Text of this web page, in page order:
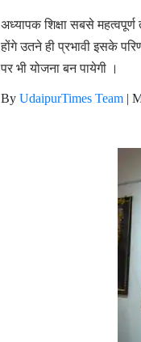
अध्यापक शिक्षा सबसे
होंगे उतने ही प्रभावी इसके
पर भी योजना बन पायेगी ।
By UdaipurTimes Team |